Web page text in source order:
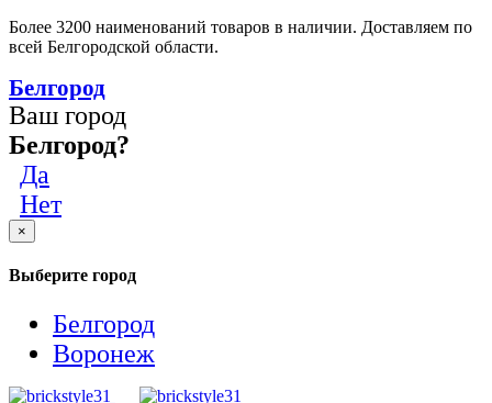
Более 3200 наименований товаров в наличии. Доставляем по
всей Белгородской области.
Белгород
Ваш город
Белгород?
Да
Нет
×
Выберите город
Белгород
Воронеж